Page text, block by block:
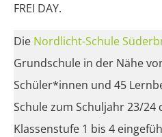
FREI DAY.
Die Nordlicht-Schule
Grundschule in der Nähe
Schüler*innen und 45
Schule zum Schuljahr 23/24
Klassenstufe 1 bis 4